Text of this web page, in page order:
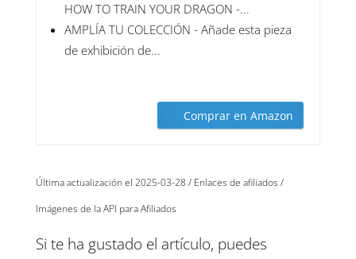
HOW TO TRAIN YOUR DRAGON -...
AMPLÍA TU COLECCIÓN - Añade esta pieza
de exhibición de...
Comprar en Amazon
Última actualización el 2025-03-28 / Enlaces de afiliados /
Imágenes de la API para Afiliados
Si te ha gustado el artículo, puedes